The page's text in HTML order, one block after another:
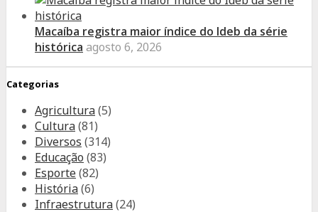
Macaíba registra maior índice do Ideb da série
histórica agosto 6, 2026
Categorias
Agricultura(5)
Cultura(81)
Diversos (314)
Educação (83)
Esporte(82)
História(6)
Infraestrutura(24)